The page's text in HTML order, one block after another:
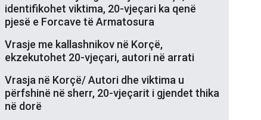
identifikohet viktima, 20-vjeçari ka qenë
pjesë e Forcave të Armatosura
Vrasje me kallashnikov në Korçë,
ekzekutohet 20-vjeçari, autori në arrati
Vrasja në Korçë/ Autori dhe viktima u
përfshinë në sherr, 20-vjeçarit i gjendet thika
në dorë